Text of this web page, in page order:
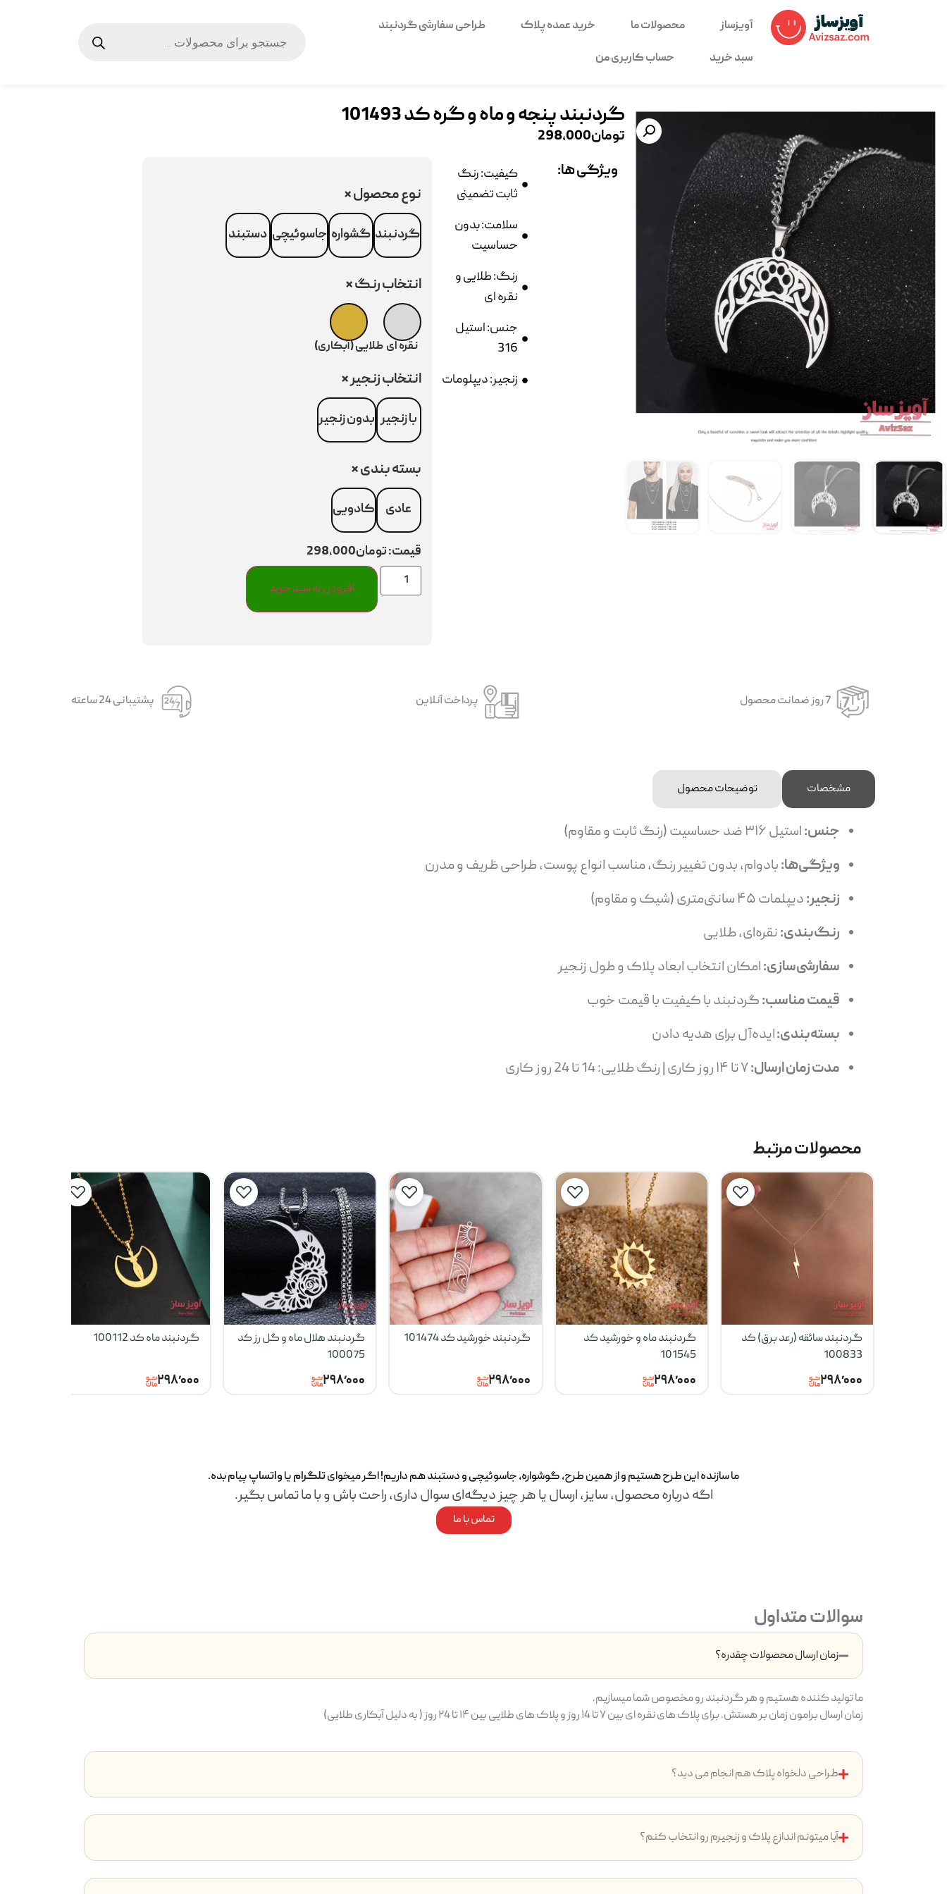
آویزساز محصولات ما خرید عمده پلاک طراحی سفارشی گردنبند
سبد خرید حساب کاربری من
گردنبند پنجه و ماه و گره کد 101493
تومان298,000
ویژگی ها:
کیفیت: رنگ
ثابت تضمینی
سلامت: بدون
حساسیت
رنگ: طلایی و
نقره ای
جنس: استیل
316
زنجیر: دیپلومات
نوع محصول*
گردنبند گشواره جاسوئیچی دستبند
انتخاب رنگ*
نقره ای طلایی (آبکاری)
انتخاب زنجیر*
با زنجیر بدون زنجیر
بسته بندی*
عادی کادویی
قیمت:تومان298,000
افزودن به سبد خرید
7 روز ضمانت محصول پرداخت آنلاین پشتیبانی 24 ساعته
مشخصات توضیحات محصول
جنس:استیل ۳۱۶ ضد حساسیت (رنگ ثابت و مقاوم)
ویژگی‌ها:بادوام، بدون تغییر رنگ، مناسب انواع پوست، طراحی ظریف و مدرن
زنجیر:دیپلمات ۴۵ سانتی‌متری (شیک و مقاوم)
رنگ‌بندی:نقره‌ای، طلایی
سفارشی‌سازی:امکان انتخاب ابعاد پلاک و طول زنجیر
قیمت مناسب:گردنبند با کیفیت با قیمت خوب
بسته‌بندی:ایده‌آل برای هدیه دادن
مدت زمان ارسال:
محصولات مرتبط
گردنبند سائقه (رعد برق) کد
100833
۲۹۸٬۰۰۰
گردنبند ماه و خورشید کد
101545
۲۹۸٬۰۰۰
گردنبند خورشید کد 101474
۲۹۸٬۰۰۰
گردنبند هلال ماه و گل رز کد
100075
۲۹۸٬۰۰۰
گردنبند ماه کد 100112
۲۹۸٬۰۰۰
ما سازنده این طرح‌ هستیم و از همین طرح، گوشواره، جاسوئیچی و دستبند هم داریم! اگر میخوایتلگرامیاواتساپپیام بده.
اگه درباره محصول، سایز، ارسال یا هر چیز دیگه‌ای سوال داری، راحت باش و با ما تماس بگیر.
تماس با ما
سوالات متداول
زمان ارسال محصولات چقدره؟
ما تولید کننده هستیم و هر گردنبند رو مخصوص شما میسازیم.
زمان ارسال برامون زمان بر هستش. برای پلاک های نقره ای بین ۷ تا ۱4 روز و پلاک های طلایی بین ۱۴ تا ۲4 روز ( به دلیل آبکاری طلایی)
طراحی دلخواه پلاک هم انجام می دید؟
آیا میتونم اندازع پلاک و زنجیرم رو انتخاب کنم؟